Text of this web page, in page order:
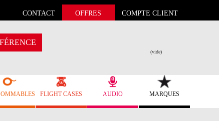
CONTACT OFFRES COMPTE CLIENT
(vide)
FLIGHT CASES AUDIO MARQUES